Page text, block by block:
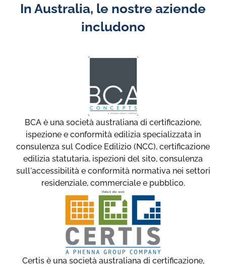
In Australia, le nostre aziende
includono
BCA è una società australiana di certificazione,
ispezione e conformità edilizia specializzata in
consulenza sul Codice Edilizio (NCC), certificazione
edilizia statutaria, ispezioni del sito, consulenza
sull'accessibilità e conformità normativa nei settori
residenziale, commerciale e pubblico.
Visita il sito web
Certis è una società australiana di certificazione,